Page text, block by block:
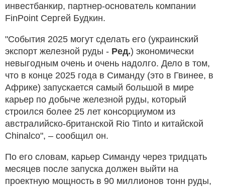
инвестбанкир, партнер-основатель компании
FinPoint Сергей Будкин.
"События 2025 могут сделать его (украинский
экспорт железной руды - Ред.) экономически
невыгодным очень и очень надолго. Дело в том,
что в конце 2025 года в Симанду (это в Гвинее, в
Африке) запускается самый большой в мире
карьер по добыче железной руды, который
строился более 25 лет консорциумом из
австралийско-британской Rio Tinto и китайской
Chinalco", – сообщил он.
По его словам, карьер Симанду через тридцать
месяцев после запуска должен выйти на
проектную мощность в 90 миллионов тонн руды,